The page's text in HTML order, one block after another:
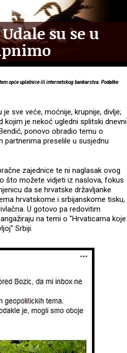
Udale su se u
opće uplatnice ili internetskog bankarstva. Podatke
sve veće, moćnije, krupnije, divlje;
kojim je nekoć ugledni splitski dnevni
ponovo obradio temu o
partnerima preselile u susjednu
zajednice te ni naglasak ovog
što možete vidjeti iz naslova, fokus
da se hrvatske državljanke
hrvatskome i srbijanskome tisku,
U gotovo pa redovitim
na temi o "Hrvaticama koje
Srbiji.